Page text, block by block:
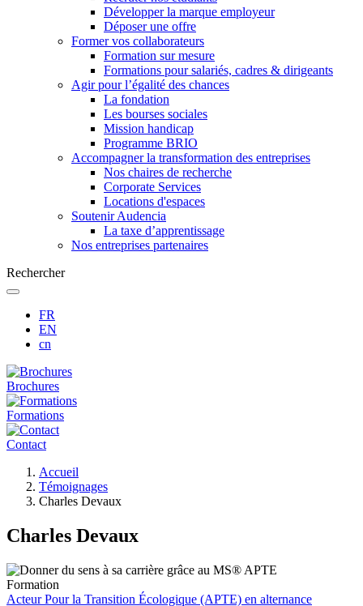
Développer la marque employeur
Déposer une offre
Former vos collaborateurs
Formation sur mesure
Formations pour salariés, cadres & dirigeants
Agir pour l’égalité des chances
La fondation
Les bourses sociales
Mission handicap
Programme BRIO
Accompagner la transformation des entreprises
Nos chaires de recherche
Corporate Services
Locations d'espaces
Soutenir Audencia
La taxe d’apprentissage
Nos entreprises partenaires
Rechercher
FR
EN
cn
Brochures
Formations
Contact
d'Ariane
Accueil
Témoignages
Charles Devaux
Charles Devaux
Formation
Acteur Pour la Transition Écologique (APTE) en alternance